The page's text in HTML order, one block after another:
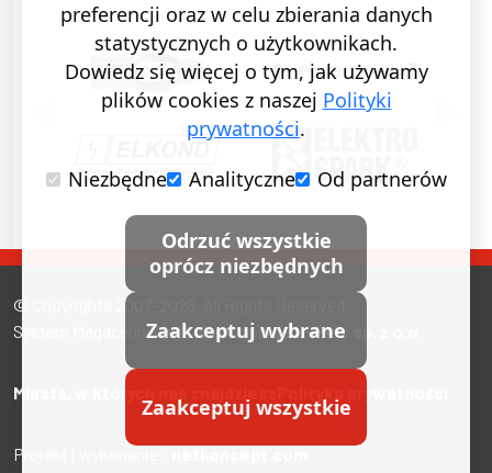
POPRZEDNI SLAJD
© Copyrights 2007-2026. All Rights Reserved.
System Megacennik jest własnościąEL-Plus sp. z o.o.
Miasta, w których nas znajdziesz
Projekt i wykonanie -
preferencji oraz w celu zbierania danych
statystycznych o użytkownikach.
Dowiedz się więcej o tym, jak używamy
plików cookies z naszej Polityki
prywatności.
Niezbędne
Analityczne Od partnerów
Odrzuć wszystkie
oprócz niezbędnych
Zaakceptuj wybrane
Zaakceptuj wszystkie